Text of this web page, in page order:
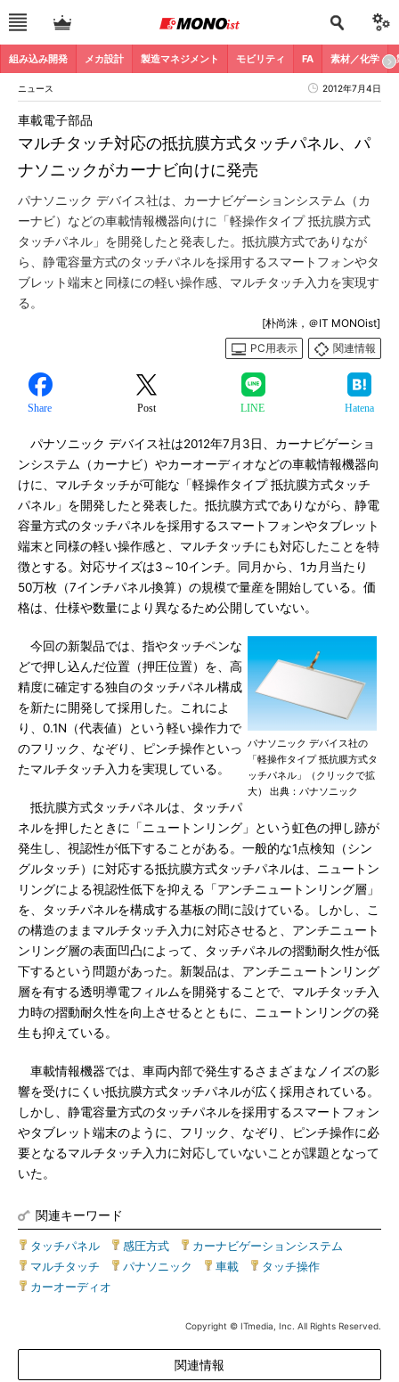
組み込み開発 メカ設計 製造マネジメント モビリティ FA 素材／化学
ニュース 2012年7月4日
マルチタッチ対応の抵抗膜方式タッチパネル、パ
ナソニックがカーナビ向けに発売
車載電子部品
パナソニック デバイス社は、カーナビゲーションシステム（カ
ーナビ）などの車載情報機器向けに「軽操作タイプ 抵抗膜方式
タッチパネル」を開発したと発表した。抵抗膜方式でありなが
ら、静電容量方式のタッチパネルを採用するスマートフォンやタ
ブレット端末と同様にの軽い操作感、マルチタッチ入力を実現す
る。
[朴尚洙，＠IT MONOist]
PC用表示
関連情報
Share Post LINE Hatena
パナソニック デバイス社は2012年7月3日、カーナビゲーショ
ンシステム（カーナビ）やカーオーディオなどの車載情報機器向
けに、マルチタッチが可能な「軽操作タイプ 抵抗膜方式タッチ
パネル」を開発したと発表した。抵抗膜方式でありながら、静電
容量方式のタッチパネルを採用するスマートフォンやタブレット
端末と同様の軽い操作感と、マルチタッチにも対応したことを特
徴とする。対応サイズは3～10インチ。同月から、1カ月当たり
50万枚（7インチパネル換算）の規模で量産を開始している。価
格は、仕様や数量により異なるため公開していない。
パナソニック デバイス社の
「軽操作タイプ 抵抗膜方式タ
ッチパネル」（クリックで拡
大） 出典：パナソニック
今回の新製品では、指やタッチペンな
どで押し込んだ位置（押圧位置）を、高
精度に確定する独自のタッチパネル構成
を新たに開発して採用した。これによ
り、0.1N（代表値）という軽い操作力で
のフリック、なぞり、ピンチ操作といっ
たマルチタッチ入力を実現している。
抵抗膜方式タッチパネルは、タッチパ
ネルを押したときに「ニュートンリング」という虹色の押し跡が
発生し、視認性が低下することがある。一般的な1点検知（シン
グルタッチ）に対応する抵抗膜方式タッチパネルは、ニュートン
リングによる視認性低下を抑える「アンチニュートンリング層」
を、タッチパネルを構成する基板の間に設けている。しかし、こ
の構造のままマルチタッチ入力に対応させると、アンチニュート
ンリング層の表面凹凸によって、タッチパネルの摺動耐久性が低
下するという問題があった。新製品は、アンチニュートンリング
層を有する透明導電フィルムを開発することで、マルチタッチ入
力時の摺動耐久性を向上させるとともに、ニュートンリングの発
生も抑えている。
車載情報機器では、車両内部で発生するさまざまなノイズの影
響を受けにくい抵抗膜方式タッチパネルが広く採用されている。
しかし、静電容量方式のタッチパネルを採用するスマートフォン
やタブレット端末のように、フリック、なぞり、ピンチ操作に必
要となるマルチタッチ入力に対応していないことが課題となって
いた。
関連キーワード
タッチパネル 感圧方式 カーナビゲーションシステム
マルチタッチ
パナソニック 車載 タッチ操作
カーオーディオ
Copyright © ITmedia, Inc. All Rights Reserved.
関連情報